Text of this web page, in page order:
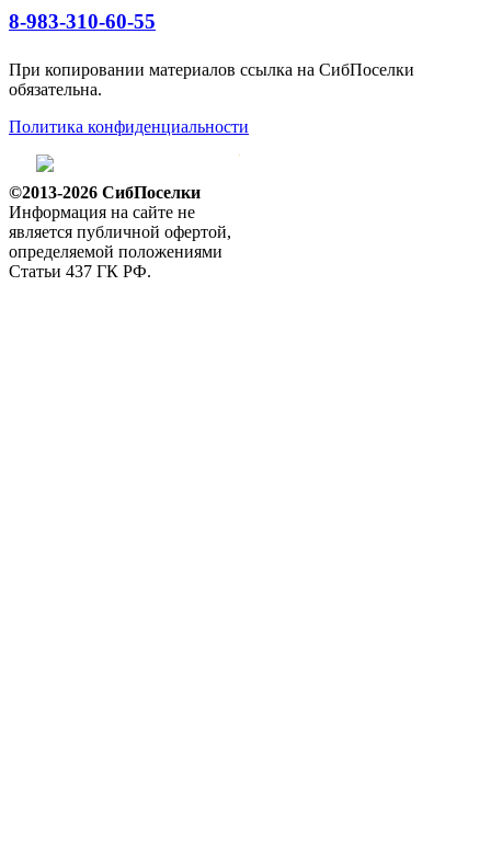
8-983-310-60-55
При копировании материалов ссылка на СибПоселки
обязательна.
Политика конфиденциальности
©2013-2026 СибПоселки
Информация на сайте не
является публичной офертой,
определяемой положениями
Статьи 437 ГК РФ.